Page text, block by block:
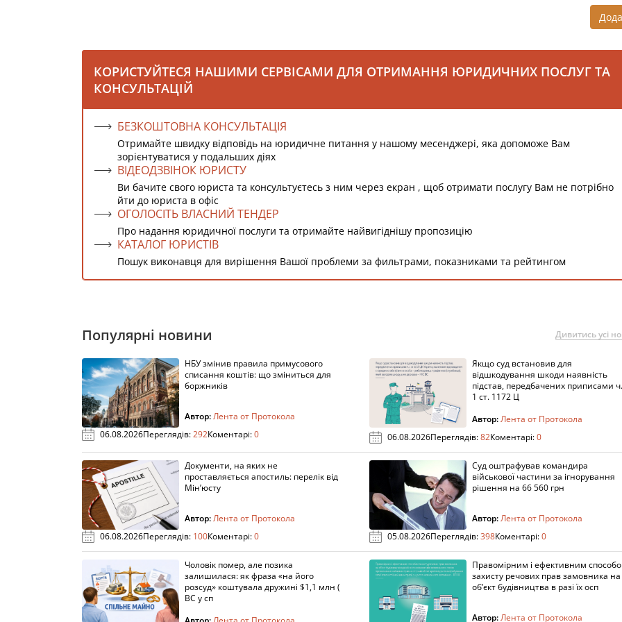
КОРИСТУЙТЕСЯ НАШИМИ СЕРВІСАМИ ДЛЯ ОТРИМАННЯ ЮРИДИЧНИХ ПОСЛУГ ТА
КОНСУЛЬТАЦІЙ
БЕЗКОШТОВНА КОНСУЛЬТАЦІЯ
Отримайте швидку відповідь на юридичне питання у нашому месенджері, яка допоможе Вам
зорієнтуватися у подальших діях
ВІДЕОДЗВІНОК ЮРИСТУ
Ви бачите свого юриста та консультуєтесь з ним через екран , щоб отримати послугу Вам не потрібно
йти до юриста в офіс
ОГОЛОСІТЬ ВЛАСНИЙ ТЕНДЕР
Про надання юридичної послуги та отримайте найвигіднішу пропозицію
КАТАЛОГ ЮРИСТІВ
Пошук виконавця для вирішення Вашої проблеми за фильтрами, показниками та рейтингом
Популярні новини Дивитись усі
НБУ змінив правила примусового
списання коштів: що зміниться для
боржників
Автор:Лента от Протокола
06.08.2026Переглядів:292Коментарі:0
Якщо суд встановив для
відшкодування шкоди наявність
підстав, передбачених приписами ч.
1 ст. 1172 Ц
Автор:Лента от Протокола
06.08.2026Переглядів:82Коментарі:0
Документи, на яких не
проставляється апостиль: перелік від
Мін’юсту
Автор:Лента от Протокола
06.08.2026Переглядів: 100Коментарі:0
Суд оштрафував командира
військової частини за ігнорування
рішення на 66 560 грн
Автор:Лента от Протокола
05.08.2026Переглядів:398Коментарі:0
Чоловік помер, але позика
залишилася: як фраза «на його
розсуд» коштувала дружині $1,1 млн (
ВС у сп
Правомірним і ефективним
захисту речових прав замовника на
об’єкт будівництва в разі їх осп
Автор:Лента от Протокола